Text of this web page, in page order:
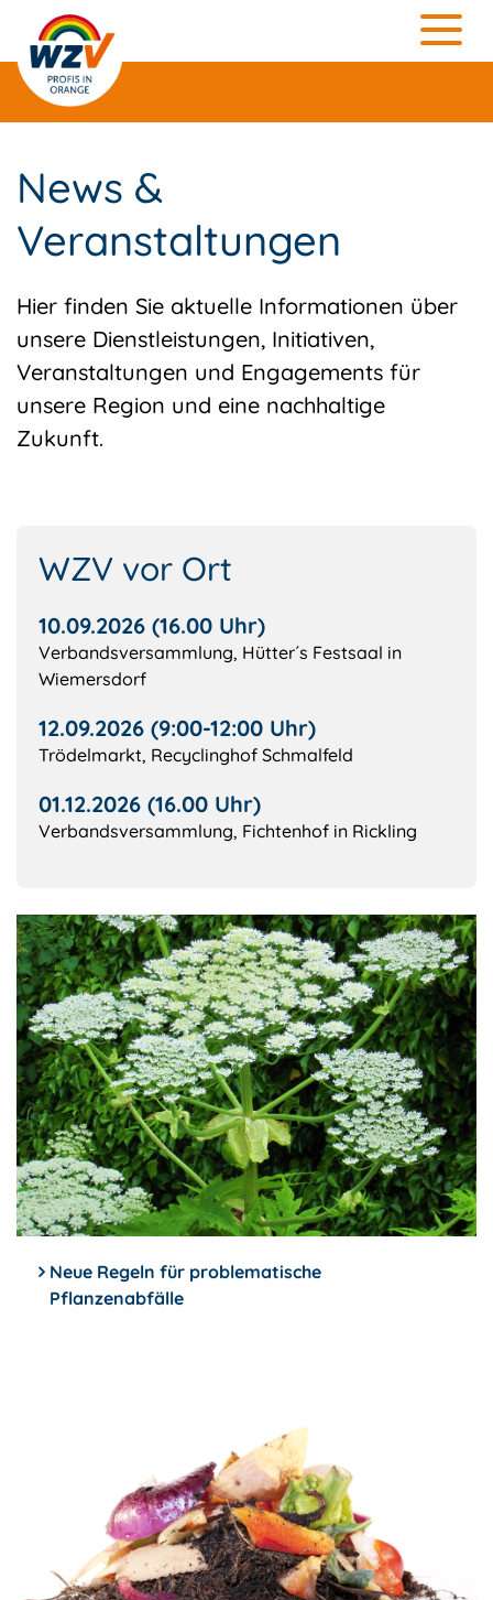
News &
Veranstaltungen
Hier finden Sie aktuelle Informationen über
unsere Dienstleistungen, Initiativen,
Veranstaltungen und Engagements für
unsere Region und eine nachhaltige
Zukunft.
WZV vor Ort
10.09.2026 (16.00 Uhr)
Verbandsversammlung, Hütter´s Festsaal in
Wiemersdorf
12.09.2026 (9:00-12:00 Uhr)
Trödelmarkt, Recyclinghof Schmalfeld
01.12.2026 (16.00 Uhr)
Verbandsversammlung, Fichtenhof in Rickling
Neue Regeln für problematische
Pflanzenabfälle